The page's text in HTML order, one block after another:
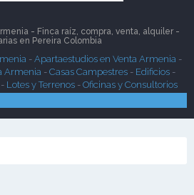
- Finca raíz, compra, venta, alquiler -
en Pereira Colombia
- Apartaestudios en Venta Armenia -
Armenia - Casas Campestres- Edificios-
- Lotes y Terrenos - Oficinas y Consultorios